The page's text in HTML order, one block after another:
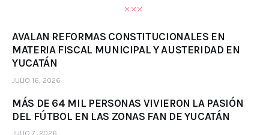
AVALAN REFORMAS CONSTITUCIONALES EN
MATERIA FISCAL MUNICIPAL Y AUSTERIDAD EN
YUCATÁN
JULIO 16, 2026
MÁS DE 64 MIL PERSONAS VIVIERON LA PASIÓN
DEL FÚTBOL EN LAS ZONAS FAN DE YUCATÁN
JULIO 7, 2026